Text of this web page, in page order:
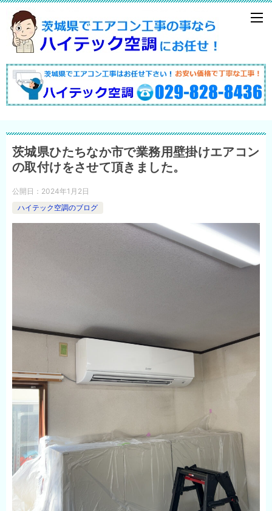
茨城県ひたちなか市で業務用壁掛けエアコン
の取付けをさせて頂きました。
公開日： 2024年1月2日
ハイテック空調のブログ